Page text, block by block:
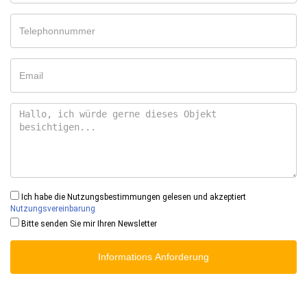
Ich habe die Nutzungsbestimmungen gelesen und akzeptiert
Nutzungsvereinbarung
Bitte senden Sie mir Ihren Newsletter
Informations Anforderung